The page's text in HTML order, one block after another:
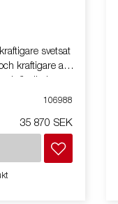
svetsat
kraftigare axel
flexibel vagn
med
106988
35 870 SEK